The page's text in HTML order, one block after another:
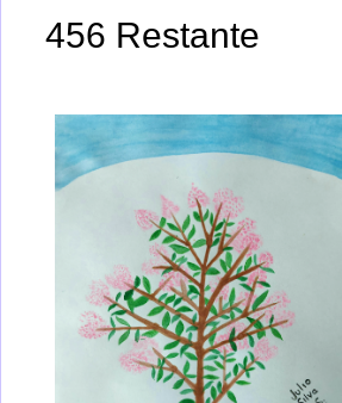
456 Restante